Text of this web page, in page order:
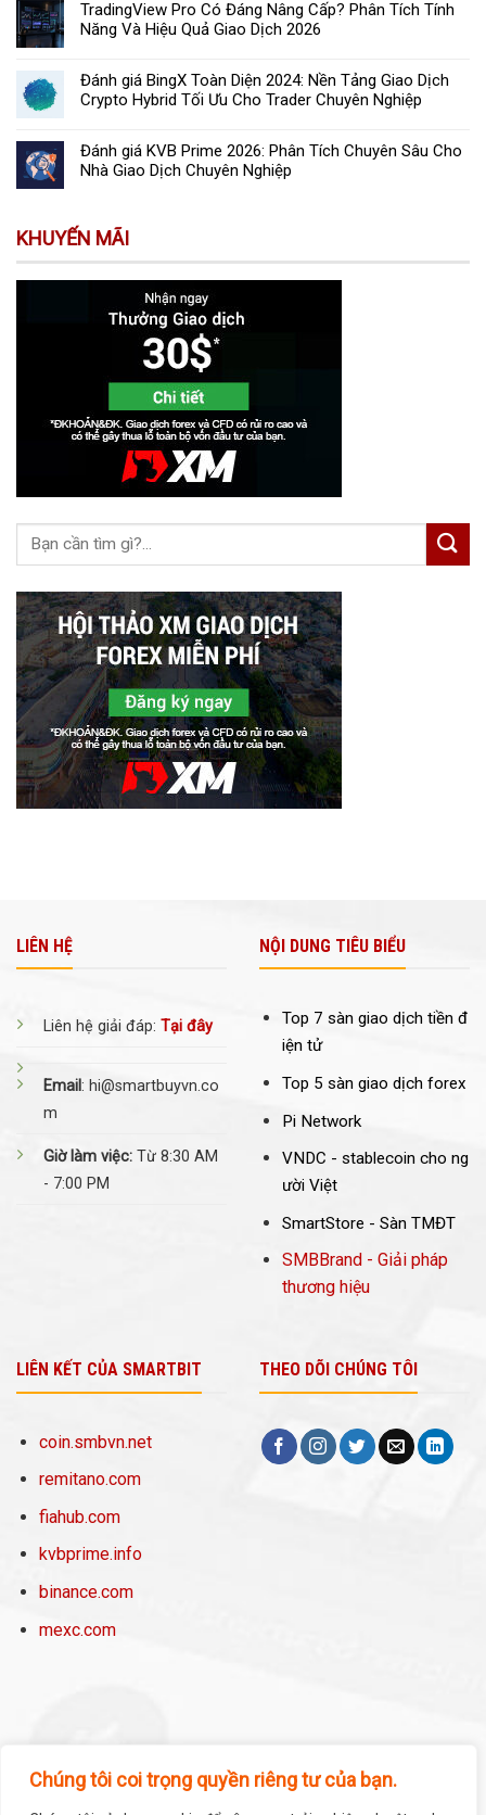
Chúng tôi coi trọng quyền riêng tư của bạn.
TradingView Pro Có Đáng Nâng Cấp? Phân Tích Tính
Năng Và Hiệu Quả Giao Dịch 2026
Đánh giá BingX Toàn Diện 2024: Nền Tảng Giao Dịch
Crypto Hybrid Tối Ưu Cho Trader Chuyên Nghiệp
Đánh giá KVB Prime 2026: Phân Tích Chuyên Sâu Cho
Nhà Giao Dịch Chuyên Nghiệp
KHUYẾN MÃI
LIÊN HỆ
Liên hệ giải đáp: Tại đây
Email: hi@smartbuyvn.co
m
Giờ làm việc: Từ 8:30 AM
- 7:00 PM
NỘI DUNG TIÊU BIỂU
Top 7 sàn giao dịch tiền đ
iện tử
Top 5 sàn giao dịch forex
Pi Network
VNDC - stablecoin cho ng
ười Việt
SmartStore - Sàn TMĐT
SMBBrand - Giải pháp
thương hiệu
LIÊN KẾT CỦA SMARTBIT
coin.smbvn.net
remitano.com
fiahub.com
kvbprime.info
binance.com
mexc.com
THEO DÕI CHÚNG TÔI